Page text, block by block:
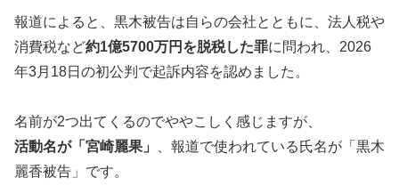
報道によると、黒木被告は自らの会社とともに、法人税や
消費税など約1億5700万円を脱税した罪に問われ、2026
年3月18日の初公判で起訴内容を認めました。
名前が2つ出てくるのでややこしく感じますが、
活動名が「宮崎麗果」
、報道で使われている氏名が「黒木
麗香被告」です。